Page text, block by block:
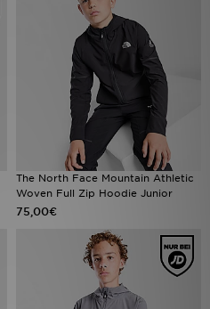
The North Face Mountain Athletic
Woven Full Zip Hoodie Junior
75,00€